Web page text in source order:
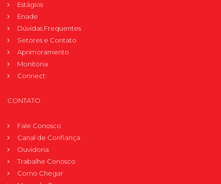
Estágios
Enade
Dúvidas Frequentes
Setores e Contato
Aprimoramento
Monitoria
Connect
CONTATO
Fale Conosco
Canal de Confiança
Ouvidoria
Trabalhe Conosco
Como Chegar